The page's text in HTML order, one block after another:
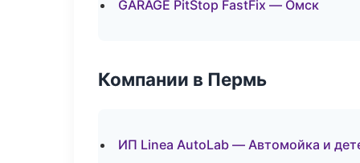
GARAGE PitStop FastFix — Омск
Компании в Пермь
ИП Linea AutoLab — Автомойка и